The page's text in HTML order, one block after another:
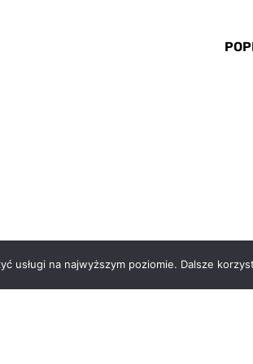
usługi na najwyższym poziomie. Dalsze